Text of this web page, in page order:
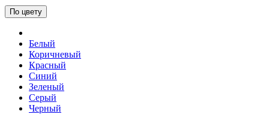
По цвету
Белый
Коричневый
Красный
Синий
Зеленый
Серый
Черный